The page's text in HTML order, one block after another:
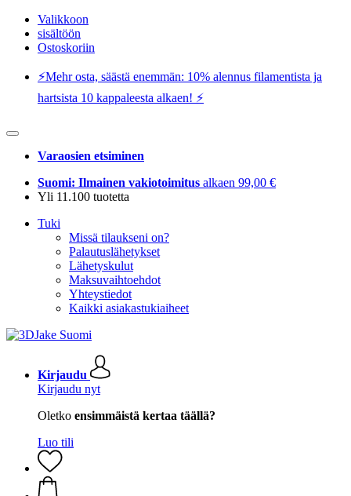
Valikkoon
sisältöön
Ostoskoriin
⚡️Mehr osta, säästä enemmän: 10% alennus filamentista ja
hartsista 10 kappaleesta alkaen! ⚡️
Varaosien etsiminen
Suomi: Ilmainen vakiotoimitus alkaen 99,00 €
Yli 11.100 tuotetta
Tuki
Missä tilaukseni on?
Palautuslähetykset
Lähetyskulut
Maksuvaihtoehdot
Yhteystiedot
Kaikki asiakastukiaiheet
Kirjaudu
Kirjaudu nyt
Oletko ensimmäistä kertaa täällä?
Luo tili